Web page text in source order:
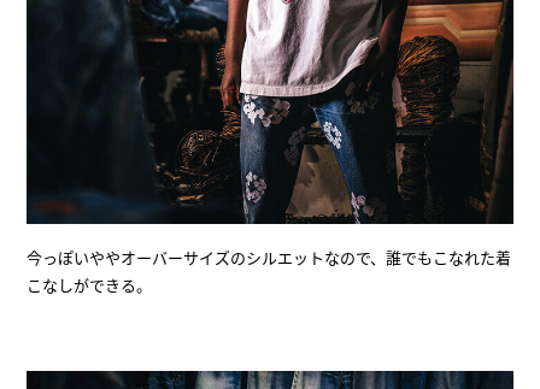
今っぽいややオーバーサイズのシルエットなので、誰でもこなれた着
こなしができる。